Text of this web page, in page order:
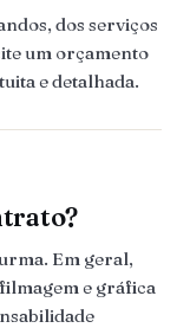
dos serviços
um orçamento
e detalhada.
Em geral,
e gráfica